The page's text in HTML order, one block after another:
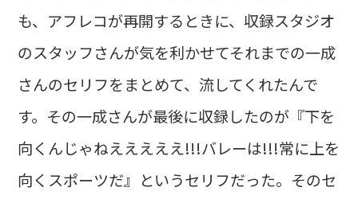
も、アフレコが再開するときに、収録スタジオ
のスタッフさんが気を利かせてそれまでの一成
さんのセリフをまとめて、流してくれたんで
す。その一成さんが最後に収録したのが『下を
向くんじゃねえええええ!!!バレーは!!!常に上を
向くスポーツだ』というセリフだった。そのセ